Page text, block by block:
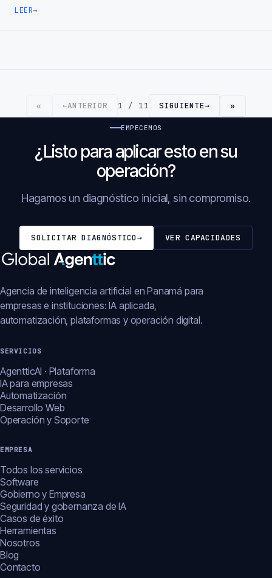
LEER→
« ←ANTERIOR 1 / 11 SIGUIENTE→ »
EMPECEMOS
¿Listo para aplicar esto en su
operación?
Hagamos un diagnóstico inicial, sin compromiso.
SOLICITAR DIAGNÓSTICO→ VER CAPACIDADES
Agencia de inteligencia artificial en Panamá para
empresas e instituciones: IA aplicada,
automatización, plataformas y operación digital.
SERVICIOS
AgentticAI · Plataforma
IA para empresas
Automatización
Desarrollo Web
Operación y Soporte
EMPRESA
Todos los servicios
Software
Gobierno y Empresa
Seguridad y gobernanza de IA
Casos de éxito
Herramientas
Nosotros
Blog
Contacto